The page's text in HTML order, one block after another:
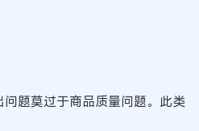
题莫过于商品质量问题。此类